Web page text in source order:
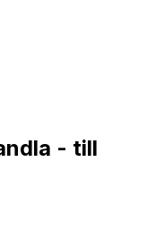
- till